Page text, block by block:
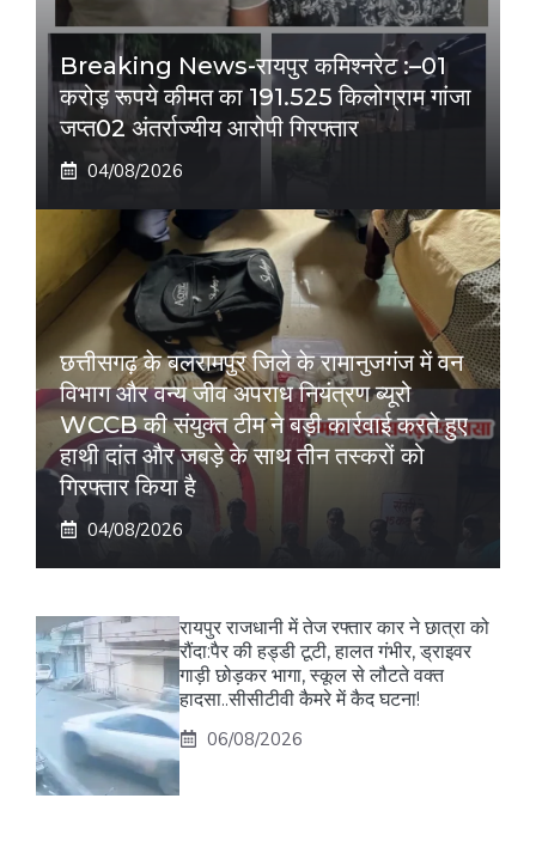
Breaking News-रायपुर कमिश्नरेट :–01
करोड़ रूपये कीमत का 191.525 किलोग्राम गांजा
जप्त02 अंतर्राज्यीय आरोपी गिरफ्तार
04/08/2026
छत्तीसगढ़ के बलरामपुर जिले के रामानुजगंज में वन
विभाग और वन्य जीव अपराध नियंत्रण ब्यूरो
WCCB की संयुक्त टीम ने बड़ी कार्रवाई करते हुए
हाथी दांत और जबड़े के साथ तीन तस्करों को
गिरफ्तार किया है
04/08/2026
रायपुर राजधानी में तेज रफ्तार कार ने छात्रा को
रौंदा:पैर की हड्डी टूटी, हालत गंभीर, ड्राइवर
गाड़ी छोड़कर भागा, स्कूल से लौटते वक्त
हादसा..सीसीटीवी कैमरे में कैद घटना!
06/08/2026